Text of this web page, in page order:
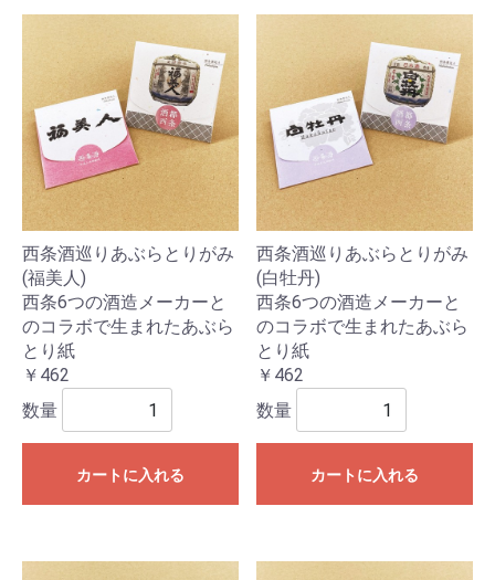
西条酒巡りあぶらとりがみ
(福美人)
西条6つの酒造メーカーと
のコラボで生まれたあぶら
とり紙
￥462
数量
カートに入れる
西条酒巡りあぶらとりがみ
(白牡丹)
西条6つの酒造メーカーと
のコラボで生まれたあぶら
とり紙
￥462
数量
カートに入れる